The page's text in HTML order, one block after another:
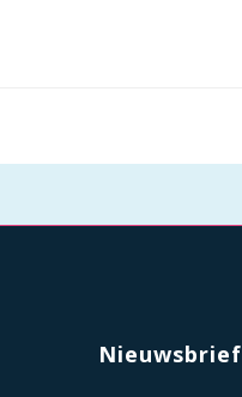
Nieuwsbrief